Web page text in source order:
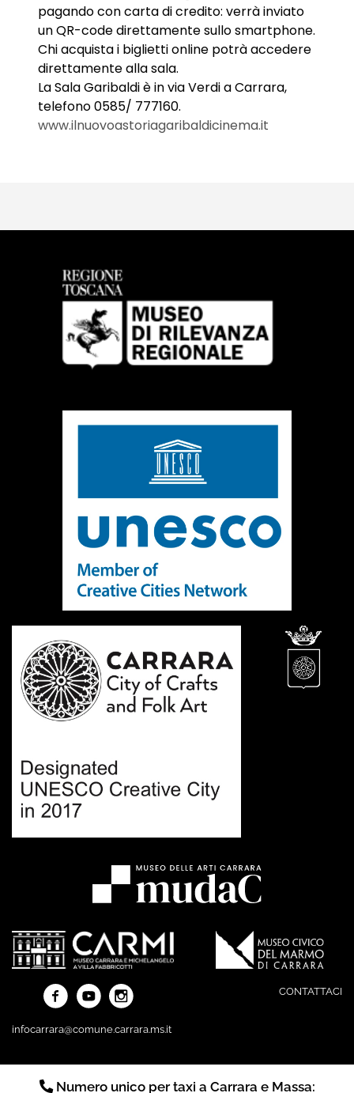
pagando con carta di credito: verrà inviato
un QR-code direttamente sullo smartphone.
Chi acquista i biglietti online potrà accedere
direttamente alla sala.
La Sala Garibaldi è in via Verdi a Carrara,
telefono 0585/ 777160.
www.ilnuovoastoriagaribaldicinema.it
infocarrara@comune.carrara.ms.it
CONTATTACI
Numero unico per taxi a Carrara e Massa: